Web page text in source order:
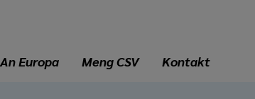
An Europa Meng CSV Kontakt